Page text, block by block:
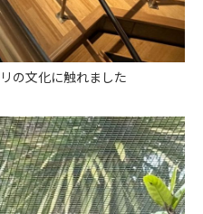
の文化に触れました